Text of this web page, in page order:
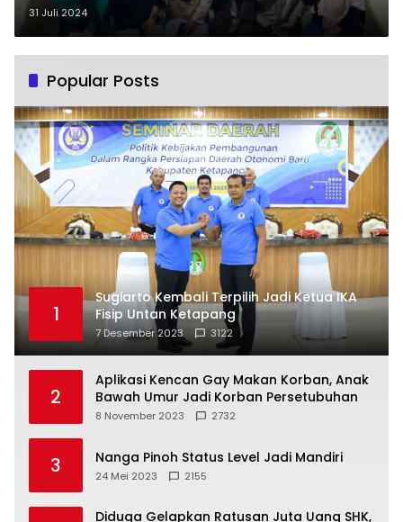
31 Juli 2024
Popular Posts
1
Sugiarto Kembali Terpilih Jadi Ketua IKA
Fisip Untan Ketapang
7 Desember 2023 3122
2
Aplikasi Kencan Gay Makan Korban, Anak
Bawah Umur Jadi Korban Persetubuhan
8 November 2023 2732
3 Nanga Pinoh Status Level Jadi Mandiri
24 Mei 2023 2155
Diduga Gelapkan Ratusan Juta Uang SHK,